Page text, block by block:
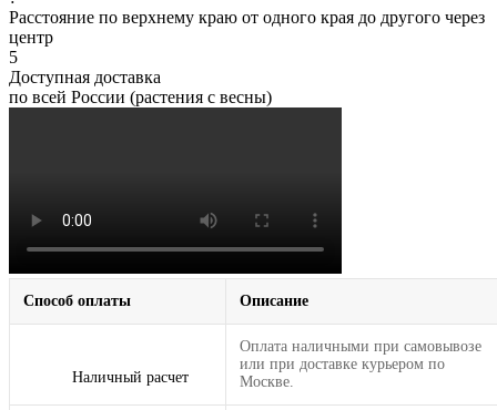
Расстояние по верхнему краю от одного края до другого через
центр
5
Доступная доставка
по всей России (растения с весны)
Способ оплаты Описание
Наличный расчет
Оплата наличными при самовывозе
или при доставке курьером по
Москве.